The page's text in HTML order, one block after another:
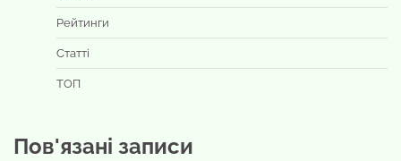
Рейтинги
Статті
ТОП
Пов'язані записи